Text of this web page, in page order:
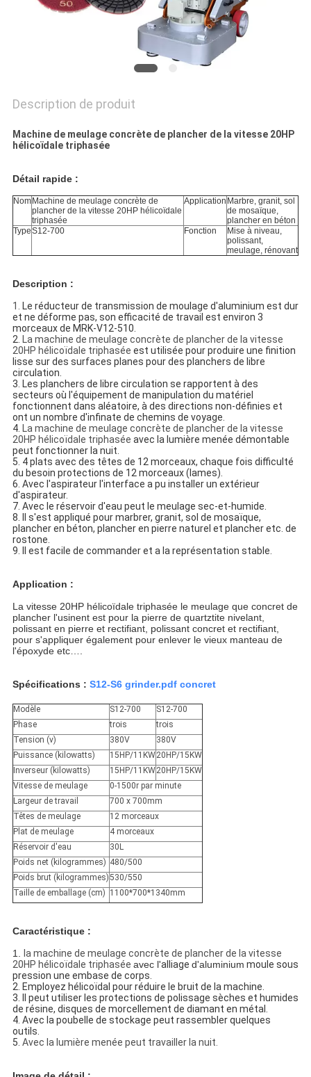
Description de produit
Machine de meulage concrète de plancher de la vitesse 20HP
hélicoïdale triphasée
Détail rapide :
Nom Machine de meulage concrète de
plancher de la vitesse 20HP hélicoïdale
triphasée
Application Marbre, granit, sol
de mosaïque,
plancher en béton
TypeS12-700 Fonction
Mise à niveau,
polissant,
meulage, rénovant
Description :
1. Le réducteur de transmission de moulage d'aluminium est dur
et ne déforme pas, son efficacité de travail est environ 3
morceaux de MRK-V12-510.
2. La machine de meulage concrète de plancher de la vitesse
20HP hélicoïdale triphasée est utilisée pour produire une finition
lisse sur des surfaces planes pour des planchers de libre
circulation.
3. Les planchers de libre circulation se rapportent à des
secteurs où l'équipement de manipulation du matériel
fonctionnent dans aléatoire, à des directions non-définies et
ont un nombre d'infinate de chemins de voyage.
4. La machine de meulage concrète de plancher de la vitesse
20HP hélicoïdale triphasée avec la lumière menée démontable
peut fonctionner la nuit.
5. 4 plats avec des têtes de 12 morceaux, chaque fois difficulté
du besoin protections de 12 morceaux (lames).
6. Avec l'aspirateur l'interface a pu installer un extérieur
d'aspirateur.
7. Avec le réservoir d'eau peut le meulage sec-et-humide.
8. Il s'est appliqué pour marbrer, granit, sol de mosaïque,
plancher en béton, plancher en pierre naturel et plancher etc. de
rostone.
9. Il est facile de commander et a la représentation stable.
Application :
La vitesse 20HP hélicoïdale triphasée le meulage que concret de
plancher l'usinent est pour la pierre dequartztite nivelant,
polissant en pierre et rectifiant, polissant concret et rectifiant,
pour s'appliquer également pour enlever le vieux manteau de
l'époxyde etc….
Spécifications : S12-S6 grinder.pdf concret
Modèle S12-700
S12-700
Phase
trois
trois
Tension (v)
380V
380V
Puissance (kilowatts)
15HP/11KW20HP/15KW
Inverseur (kilowatts)
15HP/11KW20HP/15KW
Vitesse de meulage
0-1500r par minute
Largeur de travail
700 x 700mm
Têtes de meulage
12 morceaux
Plat de meulage
4 morceaux
Réservoir d'eau
30L
Poids net (kilogrammes) 480/500
Poids brut (kilogrammes)530/550
Taille de emballage (cm) 1100*700*1340mm
Caractéristique :
1. la machine de meulage concrète de plancher de la vitesse
20HP hélicoïdale triphasée avec l'alliage d'aluminium moule sous
pression une embase de corps.
2. Employez hélicoïdal pour réduire le bruit de la machine.
3. Il peut utiliser les protections de polissage sèches et humides
de résine, disques de morcellement de diamant en métal.
4. Avec la poubelle de stockage peut rassembler quelques
outils.
5. Avec la lumière menée peut travailler la nuit.